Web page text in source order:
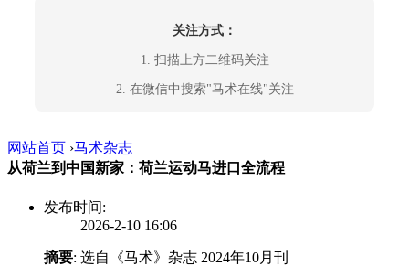
关注方式：
1. 扫描上方二维码关注
2. 在微信中搜索"马术在线"关注
网站首页 ›马术杂志
从荷兰到中国新家：荷兰运动马进口全流程
发布时间:
2026-2-10 16:06
摘要: 选自《马术》杂志 2024年10月刊